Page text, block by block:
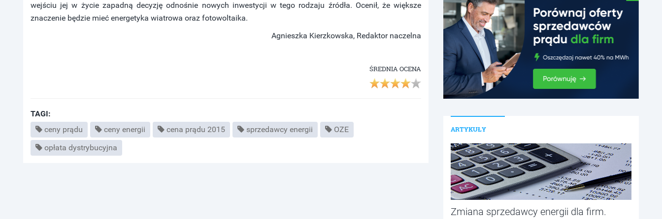
wejściu jej w życie zapadną decyzję odnośnie nowych inwestycji w tego rodzaju źródła. Ocenił, że większe
znaczenie będzie mieć energetyka wiatrowa oraz fotowoltaika.
Agnieszka Kierzkowska, Redaktor naczelna
ŚREDNIA OCENA
TAGI:
ceny prądu
ceny energii cena prądu 2015 sprzedawcy energii
OZE
opłata dystrybucyjna
ARTYKUŁY
Zmiana sprzedawcy energii dla firm.